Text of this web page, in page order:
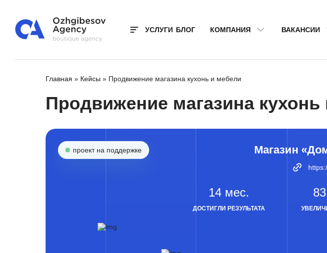
УСЛУГИ БЛОГ КОМПАНИЯ ВАКАНСИИ
Главная » Кейсы » Продвижение магазина кухонь и мебели
Продвижение магазина
Магазин
проект на поддержке
14 мес.
ДОСТИГЛИ РЕЗУЛЬТАТА